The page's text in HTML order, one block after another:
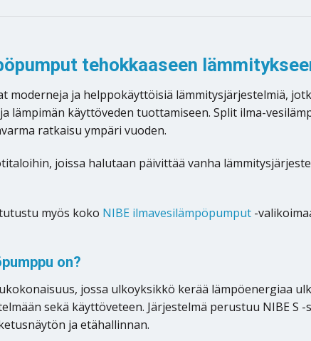
tehokkaaseen
moderneja ja helppokäyttöisiä lämmitysjärjestelmiä,
lämpimän käyttöveden tuottamiseen. Split ilma-
ratkaisu ympäri vuoden.
joissa halutaan päivittää vanha
myös koko NIBE ilmavesilämpöpumput -
on?
jossa ulkoyksikkö kerää lämpöenergiaa
sekä käyttöveteen. Järjestelmä perustuu NIBE S
ja etähallinnan.